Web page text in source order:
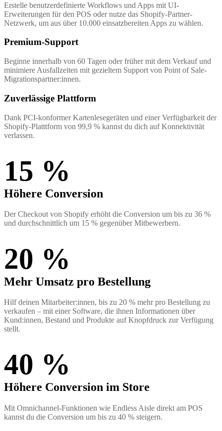
Erstelle benutzerdefinierte Workflows und Apps mit UI-
Erweiterungen für den POS oder nutze das Shopify-Partner-
Netzwerk, um aus über 10.000 einsatzbereiten Apps zu wählen.
Premium-Support
Beginne innerhalb von 60 Tagen oder früher mit dem Verkauf und
minimiere Ausfallzeiten mit gezieltem Support von Point of Sale-
Migrationspartner:innen.
Zuverlässige Plattform
Dank PCI-konformer Kartenlesegeräten und einer Verfügbarkeit der
Shopify-Platttform von 99,9 % kannst du dich auf Konnektivität
verlassen.
15 %
Höhere Conversion
Der Checkout von Shopify erhöht die Conversion um bis zu 36 %
und durchschnittlich um 15 % gegenüber Mitbewerbern.
20 %
Mehr Umsatz pro Bestellung
Hilf deinen Mitarbeiter:innen, bis zu 20 % mehr pro Bestellung zu
verkaufen – mit einer Software, die ihnen Informationen über
Kund:innen, Bestand und Produkte auf Knopfdruck zur Verfügung
stellt.
40 %
Höhere Conversion im Store
Mit Omnichannel-Funktionen wie Endless Aisle direkt am POS
kannst du die Conversion um bis zu 40 % steigern.